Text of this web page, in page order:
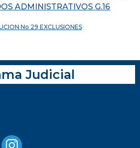
ADMINISTRATIVOS G.16
No 29 EXCLUSIONES
Judicial